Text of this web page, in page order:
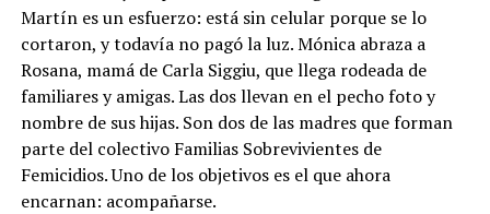
Martín es un esfuerzo: está sin celular porque se lo
cortaron, y todavía no pagó la luz. Mónica abraza a
Rosana, mamá de Carla Siggiu, que llega rodeada de
familiares y amigas. Las dos llevan en el pecho foto y
nombre de sus hijas. Son dos de las madres que forman
parte del colectivo Familias Sobrevivientes de
Femicidios. Uno de los objetivos es el que ahora
encarnan: acompañarse.